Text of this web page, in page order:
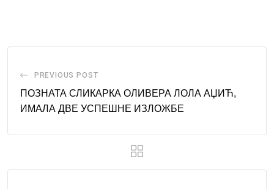
PREVIOUS POST
ПОЗНАТА СЛИКАРКА ОЛИВЕРА ЛОЛА АЏИЋ,
ИМАЛА ДВЕ УСПЕШНЕ ИЗЛОЖБЕ